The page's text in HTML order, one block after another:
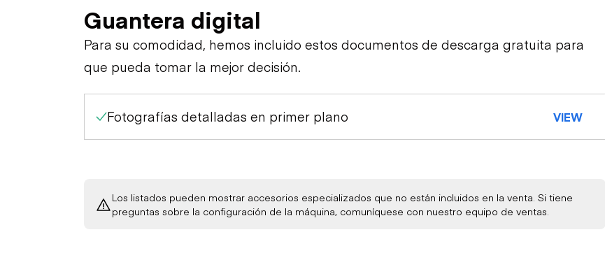
Guantera digital
Para su comodidad, hemos incluido estos documentos de descarga gratuita para
que pueda tomar la mejor decisión.
Fotografías detalladas en primer plano VIEW
Los listados pueden mostrar accesorios especializados que no están incluidos en la venta. Si tiene
preguntas sobre la configuración de la máquina, comuníquese con nuestro equipo de ventas.